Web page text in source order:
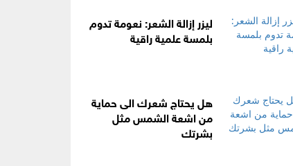
ليزر إزالة الشعر: نعومة تدوم
بلمسة علمية راقية
هل يحتاج شعرك الى حماية
من اشعة الشمس مثل
بشرتك